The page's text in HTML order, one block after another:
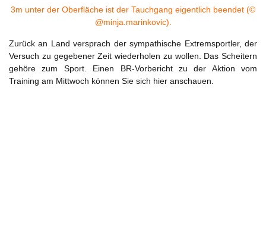
3m unter der Oberfläche ist der Tauchgang eigentlich beendet (©
@minja.marinkovic).
Zurück an Land versprach der sympathische Extremsportler, der
Versuch zu gegebener Zeit wiederholen zu wollen. Das Scheitern
gehöre zum Sport. Einen BR-Vorbericht zu der Aktion vom
Training am Mittwoch können Sie sich hier anschauen.